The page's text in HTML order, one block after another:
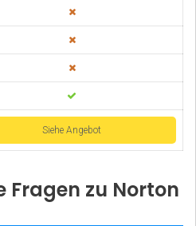
Siehe Angebot
Fragen zu Norton